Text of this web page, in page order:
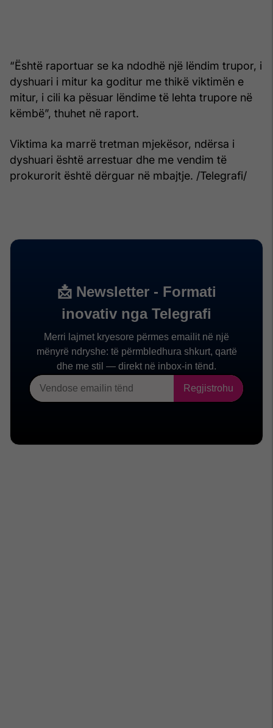
“Është raportuar se ka ndodhë një lëndim trupor, i
dyshuari i mitur ka goditur me thikë viktimën e
mitur, i cili ka pësuar lëndime të lehta trupore në
këmbë”, thuhet në raport.
Viktima ka marrë tretman mjekësor, ndërsa i
dyshuari është arrestuar dhe me vendim të
prokurorit është dërguar në mbajtje. /Telegrafi/